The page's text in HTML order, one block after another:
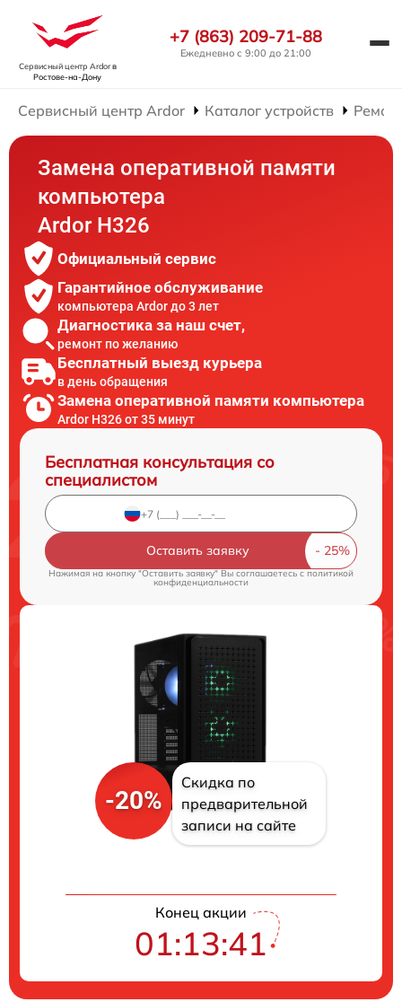
Сервисный центр Ardorв
Ростове-на-Дону
+7 (863) 209-71-88
Ежедневно с 9:00 до 21:00
Сервисный центр Ardor Каталог устройств
Замена оперативной памяти
компьютера
Ardor H326
Официальный сервис
Гарантийное обслуживание
компьютера Ardor до 3 лет
Диагностика за наш счет,
ремонт по желанию
Бесплатный выезд курьера
в день обращения
Замена оперативной памяти компьютера
Ardor H326 от 35 минут
Бесплатная консультация со
специалистом
Оставить заявку
Нажимая на кнопку "Оставить заявку" Вы соглашаетесь cполитикой
конфиденциальности
-20%
Скидка по
предварительной
записи на сайте
Конец акции
01:13:41